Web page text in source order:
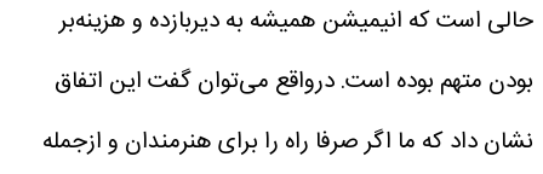
حالی است که انیمیشن همیشه به دیربازده و هزینه‌بر
بودن متهم بوده است. درواقع می‌توان گفت این اتفاق
نشان داد که ما اگر صرفا راه را برای هنرمندان و ازجمله